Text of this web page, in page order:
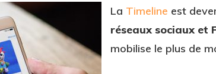
La Timeline est
réseaux sociaux et
mobilise le plus de